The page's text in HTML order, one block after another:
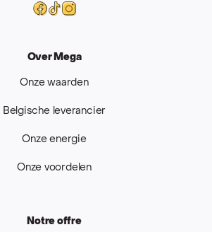
Facebook
Tiktok
Instagram
Over Mega
Onze waarden
Belgische leverancier
Onze energie
Onze voordelen
Notre offre